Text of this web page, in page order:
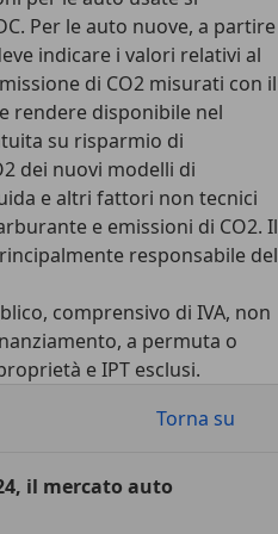
Per le auto nuove, a partire
indicare i valori relativi al
di CO2 misurati con il
rendere disponibile nel
su risparmio di
dei nuovi modelli di
e altri fattori non tecnici
e emissioni di CO2. Il
responsabile del
comprensivo di IVA, non
a permuta o
e IPT esclusi.
Torna su
il mercato auto